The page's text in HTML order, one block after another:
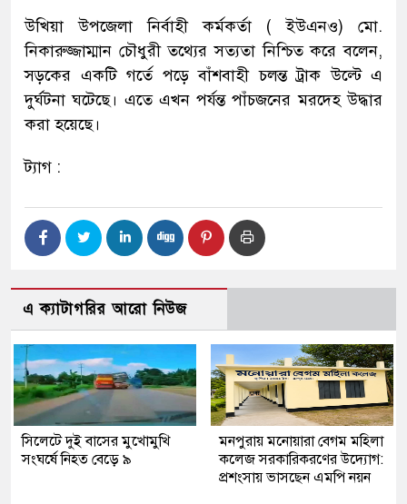
উখিয়া উপজেলা নির্বাহী কর্মকর্তা ( ইউএনও) মো.
নিকারুজ্জাম্মান চৌধুরী তথ্যের সত্যতা নিশ্চিত করে বলেন,
সড়কের একটি গর্তে পড়ে বাঁশবাহী চলন্ত ট্রাক উল্টে এ
দুর্ঘটনা ঘটেছে। এতে এখন পর্যন্ত পাঁচজনের মরদেহ উদ্ধার
করা হয়েছে।
ট্যাগ :
এ ক্যাটাগরির আরো নিউজ
সিলেটে দুই বাসের মুখোমুখি
সংঘর্ষে নিহত বেড়ে ৯
মনপুরায় মনোয়ারা বেগম মহিলা
কলেজ সরকারিকরণের উদ্যোগ:
প্রশংসায় ভাসছেন এমপি নয়ন